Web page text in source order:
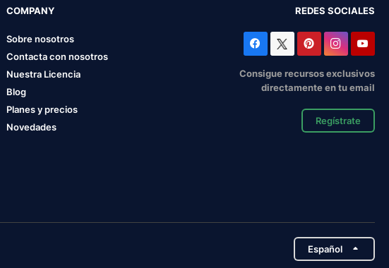
COMPANY
Sobre nosotros
Contacta con nosotros
Nuestra Licencia
Blog
Planes y precios
Novedades
REDES SOCIALES
Consigue recursos exclusivos
directamente en tu email
Regístrate
Español